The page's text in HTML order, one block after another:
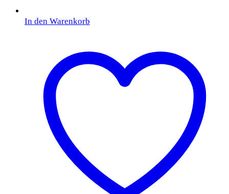
In den Warenkorb